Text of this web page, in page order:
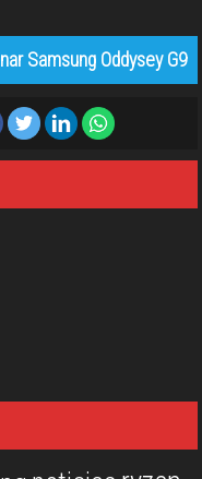
Samsung Oddysey G9